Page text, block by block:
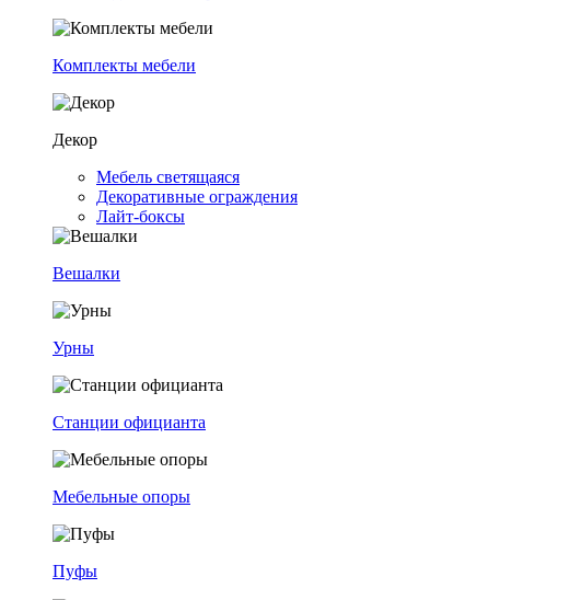
Комплекты мебели
Декор
Мебель светящаяся
Декоративные ограждения
Лайт-боксы
Вешалки
Урны
Станции официанта
Мебельные опоры
Пуфы